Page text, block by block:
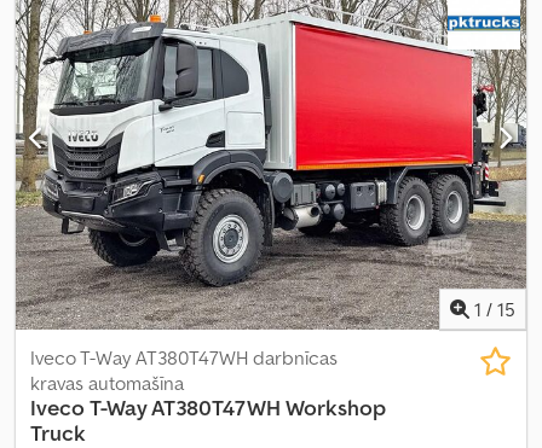
1 / 15
Iveco T-Way AT380T47WH darbnīcas
kravas automašīna
IvecoT-Way AT380T47WH Workshop
Truck